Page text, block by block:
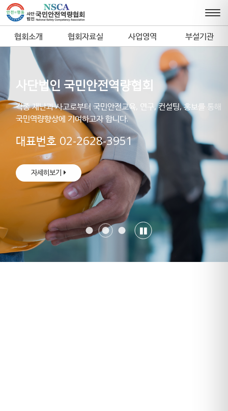
협회소개 협회자료실 사업영역 부설기관
사단법인 국민안전역량협회
각종 재난과 사고로부터 국민안전교육, 연구, 컨설팅, 홍보를 통해
국민역량향상에 기여하고자 합니다.
대표번호 02-2628-3951
자세히보기
사단법인 국민안전역량협회
각종 재난과 사고로부터 국민안전교육, 연구, 컨설팅, 홍보를 통해
국민역량향상에 기여하고자 합니다.
대표번호 02-2628-3951
자세히보기
사단법인 국민안전역량협회
각종 재난과 사고로부터 국민안전교육, 연구, 컨설팅, 홍보를 통해
국민역량향상에 기여하고자 합니다.
대표번호 02-2628-3951
자세히보기